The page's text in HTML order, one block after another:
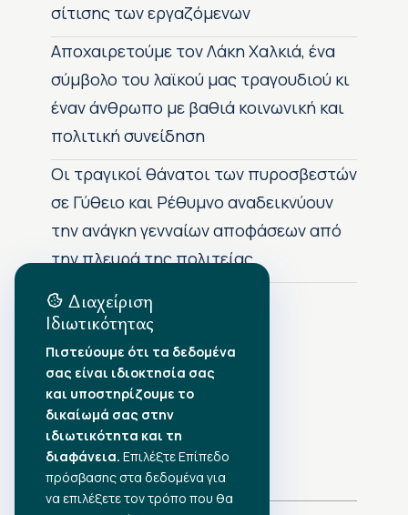
σίτισης των εργαζόμενων
Αποχαιρετούμε τον Λάκη Χαλκιά, ένα
σύμβολο του λαϊκού μας τραγουδιού κι
έναν άνθρωπο με βαθιά κοινωνική και
πολιτική συνείδηση
Οι τραγικοί θάνατοι των πυροσβεστών
σε Γύθειο και Ρέθυμνο αναδεικνύουν
την ανάγκη γενναίων αποφάσεων από
την πλευρά της πολιτείας
Αρχείο Δημοσιεύσεων
•Αύγουστος 2026
•Ιούλιος 2026
•Ιούνιος 2026
•Μάιος 2026
•Απρίλιος 2026
•Μάρτιος 2026
Διαχείριση
Ιδιωτικότητας
Πιστεύουμε ότι τα δεδομένα
σας είναι ιδιοκτησία σας
και υποστηρίζουμε το
δικαίωμά σας στην
ιδιωτικότητα και τη
διαφάνεια. Επιλέξτε Επίπεδο
πρόσβασης στα δεδομένα για
να επιλέξετε τον τρόπο που θα